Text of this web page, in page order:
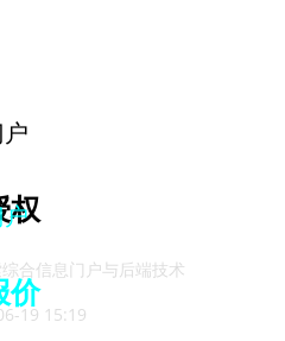
载
权
价
合信息门户与后端技术
19 15:19